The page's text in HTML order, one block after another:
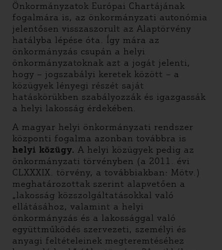
Önkormányzatok Európai Chartájának
fogalmára is, az önkormányzati autonómia
jelentősen visszaszorult az Alaptörvény
hatályba lépése óta. Így mára az
önkormányzás csupán a helyi
önkormányzatoknak azt a jogát jelenti,
hogy – jogszabályi keretek között – a
közügyek lényegi részét saját
hatáskörükben szabályozzák és igazgassák
a helyi lakosság érdekében.
A magyar helyi önkormányzati rendszer
központi fogalma azonban továbbra is
helyi közügy. A helyi közügyek pedig az
önkormányzati törvényben (a 2011. évi
CLXXXIX. törvény, a továbbiakban: Mötv.)
meghatározottak szerint alapvetően a
„lakosság közszolgáltatásokkal való
ellátásához, valamint a helyi
önkormányzás és a lakossággal való
együttműködés szervezeti, személyi és
anyagi feltételeinek megteremtéséhez